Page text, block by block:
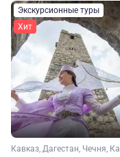
Экскурсионные туры
Хит